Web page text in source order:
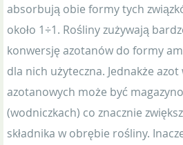
absorbują obie formy tych
około 1÷1. Rośliny zużywają
konwersję azotanów do formy
dla nich użyteczna. Jednakże
azotanowych może być
(wodniczkach) co znacznie
składnika w obrębie rośliny.